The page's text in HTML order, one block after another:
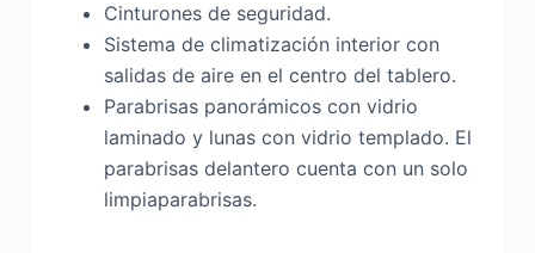
Cinturones de seguridad.
Sistema de climatización interior con
salidas de aire en el centro del tablero.
Parabrisas panorámicos con vidrio
laminado y lunas con vidrio templado. El
parabrisas delantero cuenta con un solo
limpiaparabrisas.